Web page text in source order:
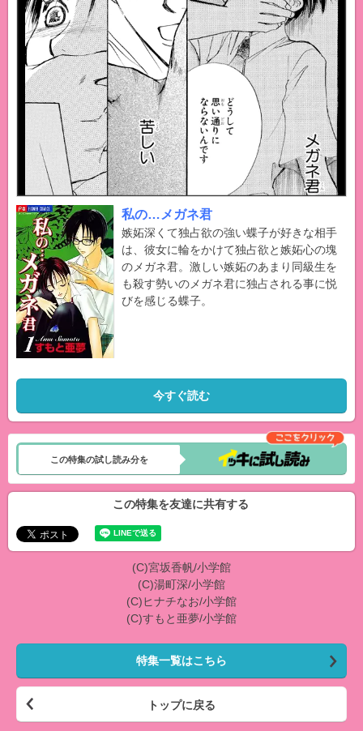
私の…メガネ君
嫉妬深くて独占欲の強い蝶子が好きな相手
は、彼女に輪をかけて独占欲と嫉妬心の塊
のメガネ君。激しい嫉妬のあまり同級生を
も殺す勢いのメガネ君に独占される事に悦
びを感じる蝶子。
今すぐ読む
この特集の試し読み分を
この特集を友達に共有する
(C)宮坂香帆/小学館
(C)湯町深/小学館
(C)ヒナチなお/小学館
(C)すもと亜夢/小学館
特集一覧はこちら
トップに戻る